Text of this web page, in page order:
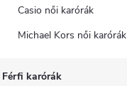
Casio női karórák
Michael Kors női karórák
Férfi karórák